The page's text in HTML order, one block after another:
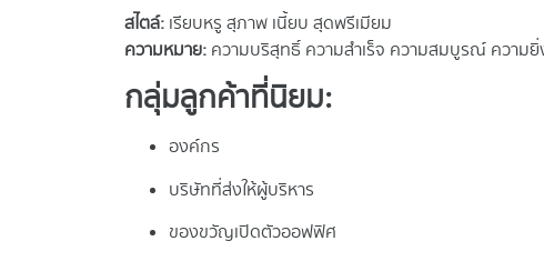
สไตล์: เรียบหรู สุภาพ เนี้ยบ สุดพรีเมียม
ความหมาย: ความบริสุทธิ์ ความสำเร็จ ความสมบูรณ์ ความ
กลุ่มลูกค้าที่นิยม:
องค์กร
บริษัทที่ส่งให้ผู้บริหาร
ของขวัญเปิดตัวออฟฟิศ